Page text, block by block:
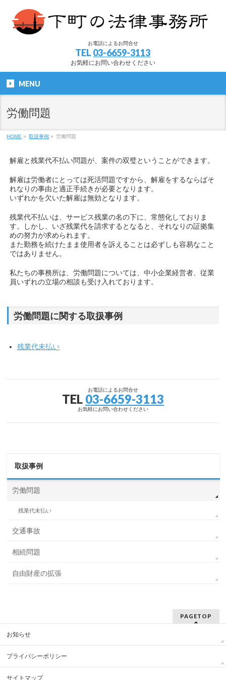
お電話によるお問合せ
TEL 03-6659-3113
お気軽にお問い合わせください
MENU
労働問題
HOME » 取扱事例 » 労働問題
解雇と残業代不払い問題が、案件の双璧ということができます。
解雇は労働者にとっては死活問題ですから、解雇をするならばそ
れなりの事由と適正手続きが必要となります。
いずれかを欠いた解雇は無効となります。
残業代不払いは、サービス残業の名の下に、常態化しておりま
す。しかし、いざ残業代を請求するとなると、それなりの証拠集
めの努力が求められます。
また勤務を続けたまま使用者を訴えることは必ずしも容易なこと
ではありません。
私たちの事務所は、労働問題については、中小企業経営者、従業
員いずれの立場の相談も受け入れております。
労働問題に関する取扱事例
残業代未払い
お電話によるお問合せ
TEL 03-6659-3113
お気軽にお問い合わせください
取扱事例
労働問題
残業代未払い
交通事故
相続問題
自由財産の拡張
PAGETOP
お知らせ
プライバシーポリシー
サイトマップ